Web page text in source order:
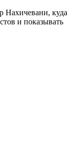
Нахичевани, куда
и показывать